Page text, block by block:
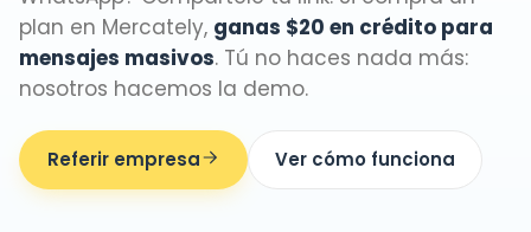
plan en Mercately, ganas $20 en crédito para
mensajes masivos. Tú no haces nada más:
nosotros hacemos la demo.
Referir empresa Ver cómo funciona